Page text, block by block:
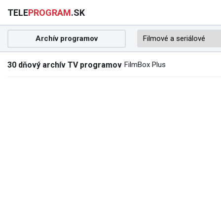
TELEPROGRAM.SK
Archív programov
30 dňový archív TV programov FilmBox Plus